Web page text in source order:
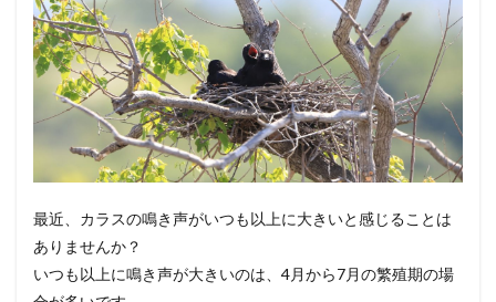
最近、カラスの鳴き声がいつも以上に大きいと感じることは
ありませんか？
いつも以上に鳴き声が大きいのは、4月から7月の繁殖期の場